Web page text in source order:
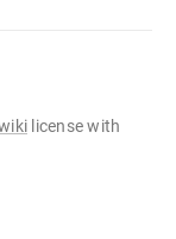
license with